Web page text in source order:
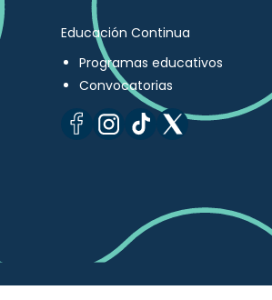
Educación Continua
Programas educativos
Convocatorias